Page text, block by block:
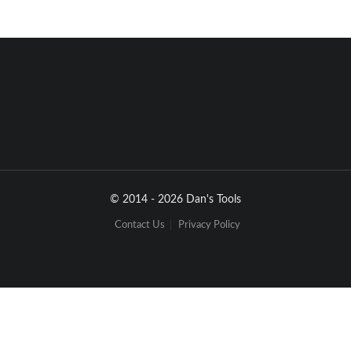
© 2014 - 2026 Dan's Tools
Contact Us Privacy Policy